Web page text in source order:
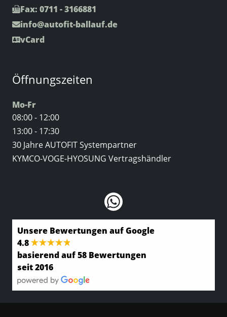
Fax: 0711 - 3166881
info@autofit-ballauf.de
vCard
Öffnungszeiten
Mo-Fr
08:00 - 12:00
13:00 - 17:30
30 Jahre AUTOFIT Systempartner
KYMCO-VOGE-HYOSUNG Vertragshändler
Unsere Bewertungen auf Google
4.8
basierend auf 58 Bewertungen
seit 2016